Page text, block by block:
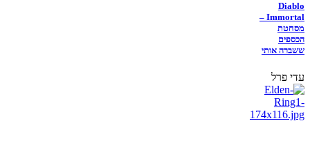
Diablo
Immortal –
מסחטת
הכספים
ששברה אותי
עדי פרל